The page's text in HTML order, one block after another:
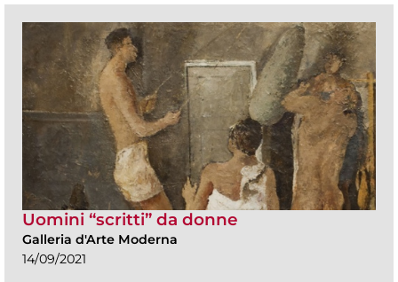
Uomini “scritti” da donne
Galleria d'Arte Moderna
14/09/2021